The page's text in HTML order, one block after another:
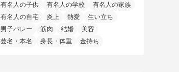
有名人の子供
有名人の学校
有名人の家族
有名人の自宅
炎上 熱愛
生い立ち
男子バレー
筋肉 結婚
美容
芸名・本名
身長・体重 金持ち